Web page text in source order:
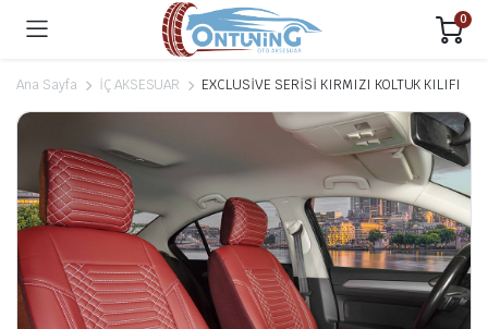
0
Ana Sayfa İÇ AKSESUAR EXCLUSİVE SERİSİ KIRMIZI KOLTUK KILIFI